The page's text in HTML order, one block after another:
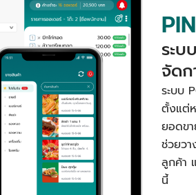
ระบ
จัดก
ระบบ
ตั้งแต่
ยอดขา
ช่วยว
ลูกค้า
นี้